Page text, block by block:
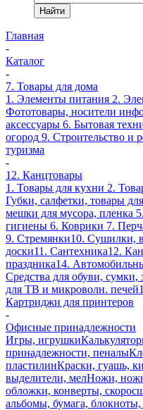
Найти
Главная
-
Каталог
-
7. Товары для дома
1. Элементы питания 2.
Фототовары, носители
аксессуары 6. Бытовая
огород 9. Строительство и
туризма
-
12. Канцтовары
1. Товары для кухни 2.
Губки, салфетки, товары
мешки для мусора, пленка
гигиены 6. Коврики 7.
9. Стремянки10. Сушилки,
доски11. Сантехника12.
праздника14.
Средства для обуви, сумки,
для ТВ и микроволн. печей
Картриджи для принтеров
-
Офисные принадлежности
Игры, игрушки
принадлежности, пеналы
пластилинКраски, гуашь,
выделители, мелНожи,
обложки, конверты,
альбомы, бумага, блокноты,